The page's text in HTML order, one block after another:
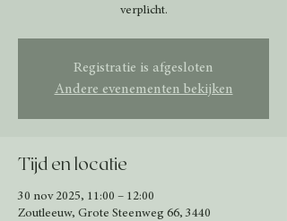
verplicht.
Registratie is afgesloten
Andere evenementen bekijken
Tijd en locatie
30 nov 2025, 11:00 – 12:00
Zoutleeuw, Grote Steenweg 66, 3440